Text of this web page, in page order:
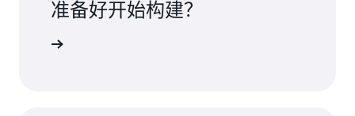
准备好开始构建？